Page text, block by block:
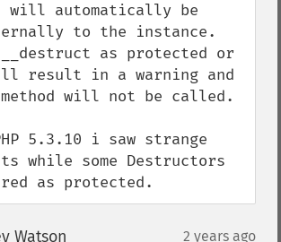
will automatically be
to the instance.
as protected or
result in a warning and
method will not be called.
5.3.10 i saw strange
while some Destructors
as protected.
Watson 2 years ago